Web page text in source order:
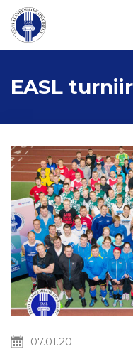
EASL
07.01.20